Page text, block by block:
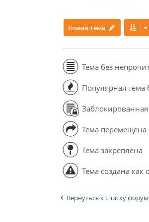
Новая тема
Тема без
Популярная тема
Тема перемещена
Тема закреплена
Тема создана как
Вернуться к списку